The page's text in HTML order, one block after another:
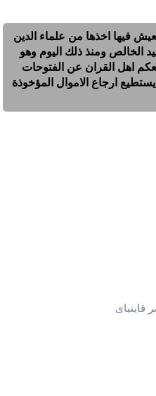
فيها اخذها من علماء الدين
موقع التوحيد الخالص ومنذ ذلك اليوم وهو
اهل القران عن الفتوحات
ارجاع الاموال المؤخوذة